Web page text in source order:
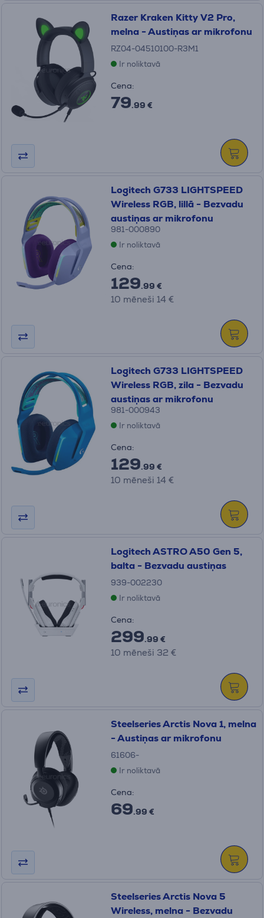
Razer Kraken Kitty V2 Pro,
melna - Austiņas ar mikrofonu
RZ04-04510100-R3M1
Ir noliktavā
Cena:
79.99 €
Logitech G733 LIGHTSPEED
Wireless RGB, lillā - Bezvadu
austiņas ar mikrofonu
981-000890
Ir noliktavā
Cena:
129.99 €
10 mēneši 14 €
Logitech G733 LIGHTSPEED
Wireless RGB, zila - Bezvadu
austiņas ar mikrofonu
981-000943
Ir noliktavā
Cena:
129.99 €
10 mēneši 14 €
Logitech ASTRO A50 Gen 5,
balta - Bezvadu austiņas
939-002230
Ir noliktavā
Cena:
299.99 €
10 mēneši 32 €
Steelseries Arctis Nova 1, melna
- Austiņas ar mikrofonu
61606-
Ir noliktavā
Cena:
69.99 €
Steelseries Arctis Nova 5
Wireless, melna - Bezvadu